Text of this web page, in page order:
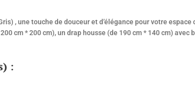
, une touche de douceur et d’élégance pour votre
cm * 200 cm), un drap housse (de 190 cm * 140 cm) avec
: